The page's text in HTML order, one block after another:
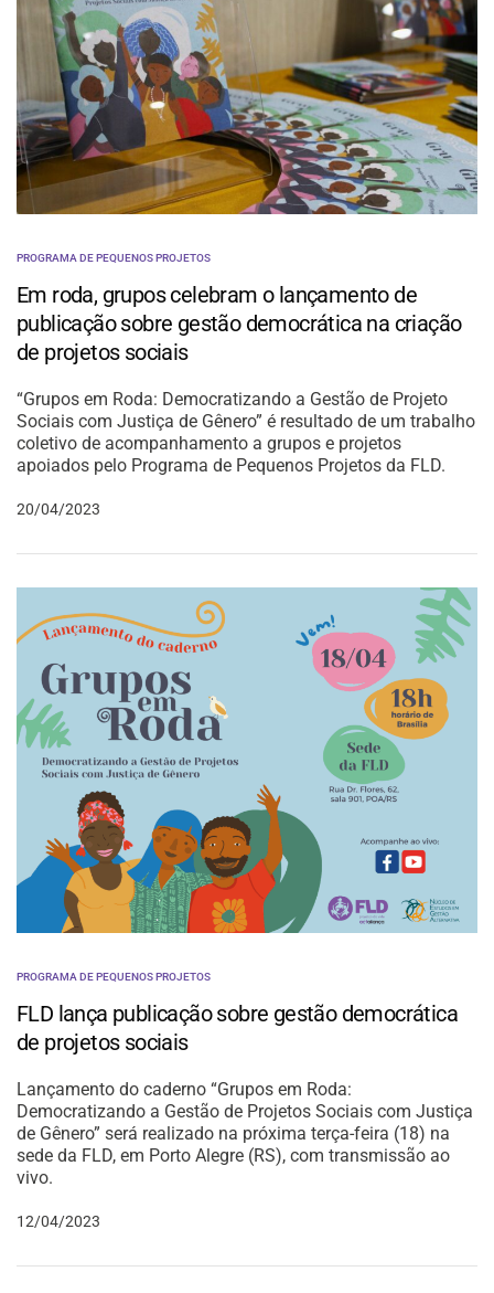
PROGRAMA DE PEQUENOS PROJETOS
Em roda, grupos celebram o lançamento de
publicação sobre gestão democrática na criação
de projetos sociais
“Grupos em Roda: Democratizando a Gestão de Projeto
Sociais com Justiça de Gênero” é resultado de um trabalho
coletivo de acompanhamento a grupos e projetos
apoiados pelo Programa de Pequenos Projetos da FLD.
20/04/2023
PROGRAMA DE PEQUENOS PROJETOS
FLD lança publicação sobre gestão democrática
de projetos sociais
Lançamento do caderno “Grupos em Roda:
Democratizando a Gestão de Projetos Sociais com Justiça
de Gênero” será realizado na próxima terça-feira (18) na
sede da FLD, em Porto Alegre (RS), com transmissão ao
vivo.
12/04/2023